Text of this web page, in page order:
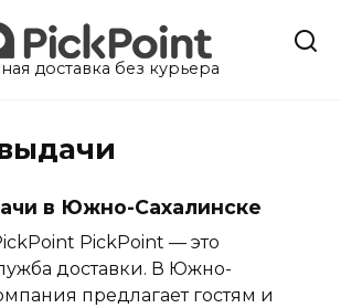
доставка без курьера
в Южно-Сахалинске
PickPoint — это
доставки. В Южно-
предлагает гостям и